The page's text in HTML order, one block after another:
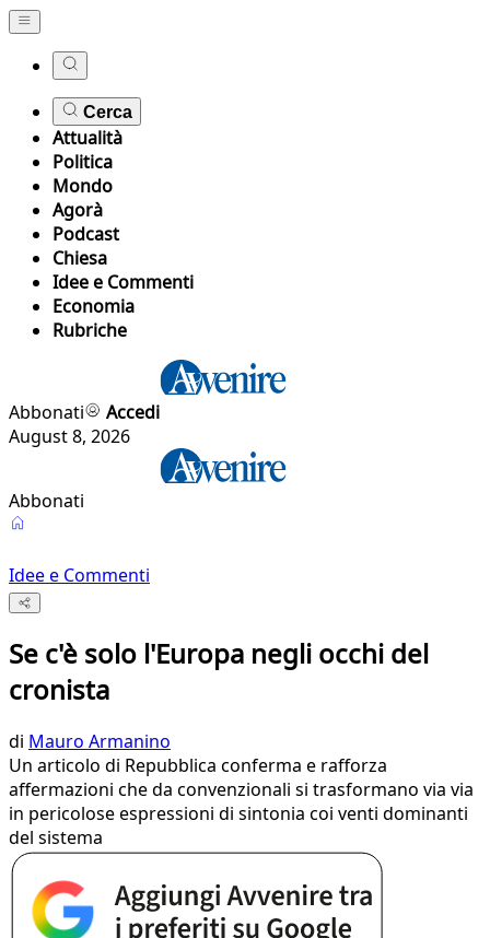
Cerca
Attualità
Politica
Mondo
Agorà
Podcast
Chiesa
Idee e Commenti
Economia
Rubriche
Abbonati
Accedi
August 8, 2026
Abbonati
Idee e Commenti
Se c'è solo l'Europa negli occhi del
cronista
di Mauro Armanino
Un articolo di Repubblica conferma e rafforza
affermazioni che da convenzionali si trasformano via via
in pericolose espressioni di sintonia coi venti dominanti
del sistema